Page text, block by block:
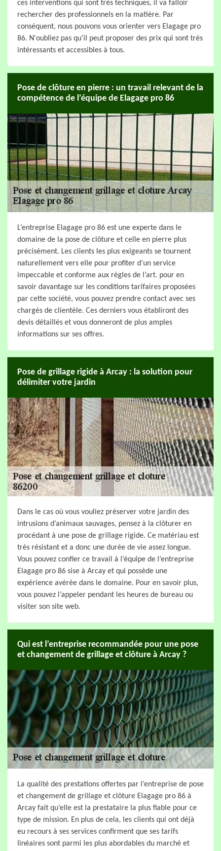
ces interventions qui sont très techniques, il va falloir
rechercher des professionnels en la matière. Par
conséquent, nous pouvons vous orienter vers Elagage pro
86. N'oubliez pas qu'il peut proposer des prix qui sont très
intéressants et accessibles à tous.
Pose de clôture en pierre : un travail relevant de la
compétence de l’équipe de Elagage pro 86
L’entreprise Elagage pro 86 est une experte dans le
domaine de la pose de clôture et celle en pierre plus
précisément. Les clients les plus exigeants se tournent
naturellement vers elle pour profiter d’un service
impeccable et conforme aux règles de l’art. pour en
savoir davantage sur les conditions tarifaires proposées
par cette société, vous pouvez prendre contact avec ses
chargés de clientèle. Ces derniers vous établiront des
devis détaillés et vous donneront de plus amples
informations sur ses offres.
Pose de grillage rigide à Arcay : la solution pour
délimiter votre jardin
Dans le cas où vous vouliez préserver votre jardin des
intrusions d’animaux sauvages, pensez à la clôturer en
procédant à une pose de grillage rigide. Ce matériau est
très résistant et a donc une durée de vie assez longue.
Vous pouvez confier ce travail à l’équipe de l’entreprise
Elagage pro 86 sise à Arcay et qui possède une
expérience avérée dans le domaine. Pour en savoir plus,
vous pouvez l’appeler pendant les heures de bureau ou
visiter son site web.
Qui est l’entreprise recommandée pour une pose
et changement de grillage et clôture à Arcay ?
La qualité des prestations offertes par l’entreprise de pose
et changement de grillage et clôture Elagage pro 86 à
Arcay fait qu’elle est la prestataire la plus fiable pour ce
type de mission. En plus de cela, les clients qui ont déjà
eu recours à ses services confirment que ses tarifs
linéaires sont parmi les plus abordables du marché et